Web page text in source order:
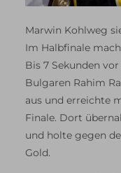
Marwin Kohlweg
Im Halbfinale
Bis 7 Sekunden
Bulgaren Rahim
aus und erreichte
Finale. Dort
und holte gegen
Gold.